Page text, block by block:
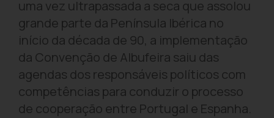
uma vez ultrapassada a seca que assolou
grande parte da Península Ibérica no
início da década de 90, a implementação
da Convenção de Albufeira saiu das
agendas dos responsáveis políticos com
competências para conduzir o processo
de cooperação entre Portugal e Espanha.